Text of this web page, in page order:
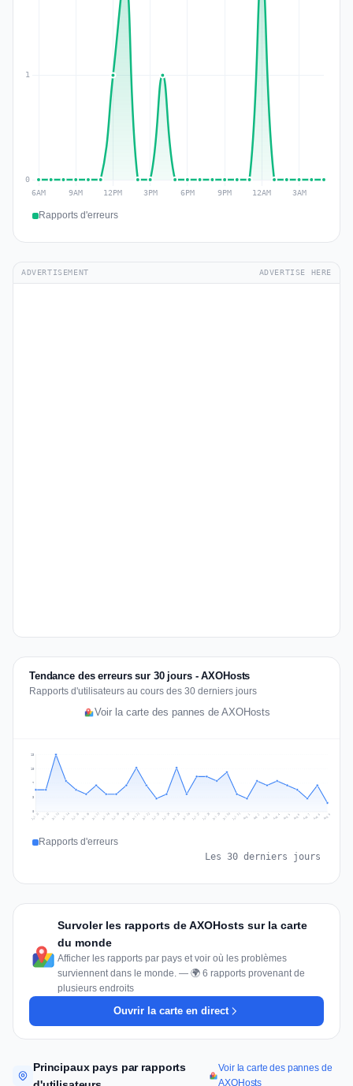
Rapports d'erreurs
ADVERTISEMENT ADVERTISE HERE
Tendance des erreurs sur 30 jours - AXOHosts
Rapports d'utilisateurs au cours des 30 derniers jours
Voir la carte des pannes de AXOHosts
3
7
10
13
Jul 11 Jul 12 Jul 13 Jul 14 Jul 15 Jul 16 Jul 17 Jul 18 Jul 19 Jul 20 Jul 21 Jul 22 Jul 23 Jul 24 Jul 25 Jul 26 Jul 27 Jul 28 Jul 29 Jul 30 Jul 31 Aug 1 Aug 2 Aug 3 Aug 4 Aug 5 Aug 6 Aug 7 Aug 8 Aug 9
Rapports d'erreurs
Les 30 derniers jours
Survoler les rapports de AXOHosts sur la carte
du monde
Afficher les rapports par pays et voir où les problèmes
surviennent dans le monde. — 🌍 6 rapports provenant de
plusieurs endroits
Ouvrir la carte en direct
Principaux pays par rapports
Voir la carte des pannes de
AXOHosts